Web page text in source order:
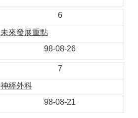
6
未來發展重點
98-08-26
7
神經外科
98-08-21